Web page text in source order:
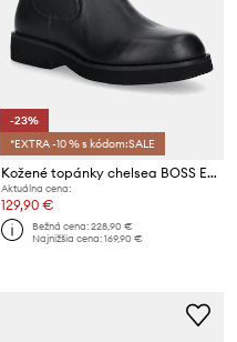
-23%
*EXTRA -10 % s kódom:SALE
Kožené topánky chelsea BOSS Eleri
Aktuálna cena:
129,90 €
Bežná cena:228,90 €
Najnižšia cena:169,90 €